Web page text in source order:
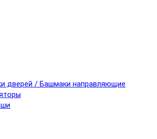
дверей / Башмаки направляющие